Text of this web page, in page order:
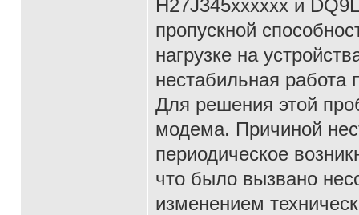
H27J345xxxxxx и
пропускной
нагрузке на
нестабильная работа
Для решения этой
модема. Причиной
периодическое
что было вызвано
изменением